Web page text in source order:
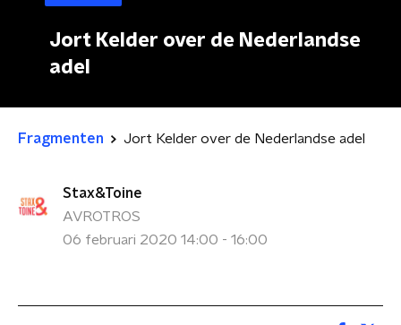
Jort Kelder over de Nederlandse
adel
Fragmenten Jort Kelder over de Nederlandse adel
Stax&Toine
AVROTROS
06 februari 2020 14:00 - 16:00